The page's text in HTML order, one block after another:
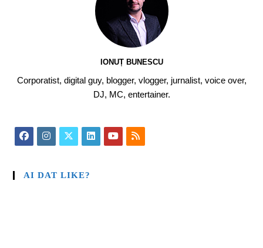
IONUȚ BUNESCU
Corporatist, digital guy, blogger, vlogger, jurnalist, voice over,
DJ, MC, entertainer.
AI DAT LIKE?